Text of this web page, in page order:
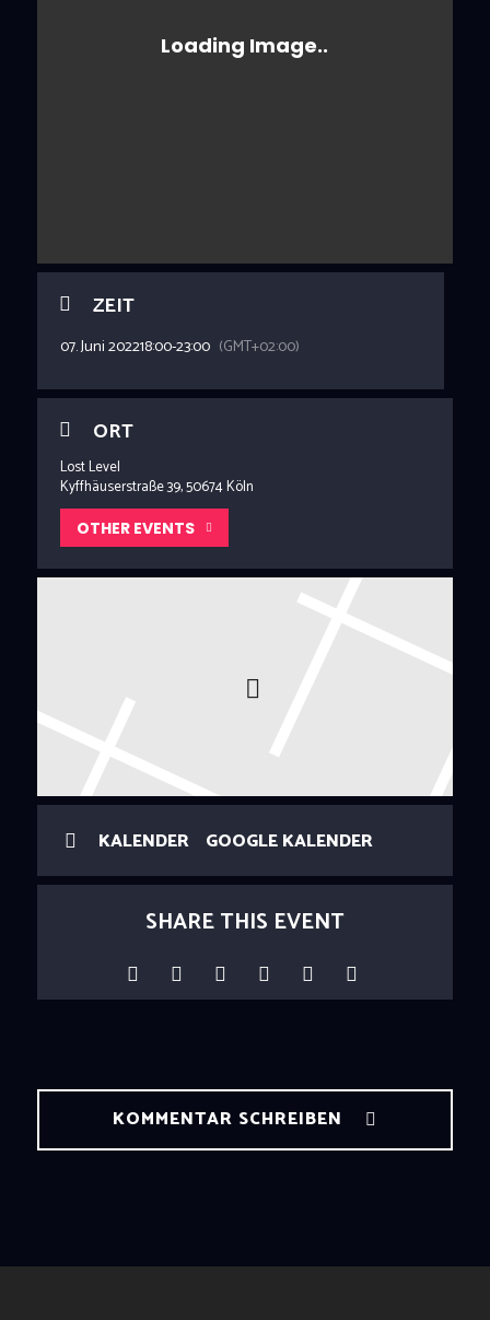
ZEIT
07. Juni 202218:00-23:00 (GMT+02:00)
ORT
Lost Level
Kyffhäuserstraße 39, 50674 Köln
OTHER EVENTS
KALENDER GOOGLE KALENDER
SHARE THIS EVENT
KOMMENTAR SCHREIBEN